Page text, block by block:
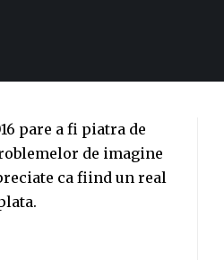
pare a fi piatra de
de imagine
ca fiind un real